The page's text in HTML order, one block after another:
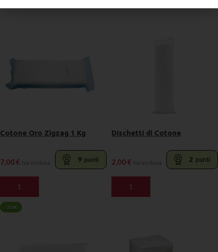
Cotone Oro Zigzag 1 Kg
7,00€ Iva esclusa 9 punti
AGGIUNGI AL CARRELLO
Dischetti di Cotone
2,00€ Iva esclusa 2 punti
AGGIUNGI AL CARRELLO
-25%